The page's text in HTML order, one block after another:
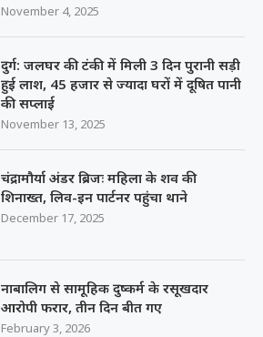
November 4, 2025
दुर्ग: जलघर की टंकी में मिली 3 दिन पुरानी सड़ी
हुई लाश, 45 हजार से ज्यादा घरों में दूषित पानी
की सप्लाई
November 13, 2025
चंद्रामौर्या अंडर ब्रिजः महिला के शव की
शिनाख्त, लिव-इन पार्टनर पहुंचा थाने
December 17, 2025
नाबालिग से सामूहिक दुष्कर्म के रसूखदार
आरोपी फरार, तीन दिन बीत गए
February 3, 2026